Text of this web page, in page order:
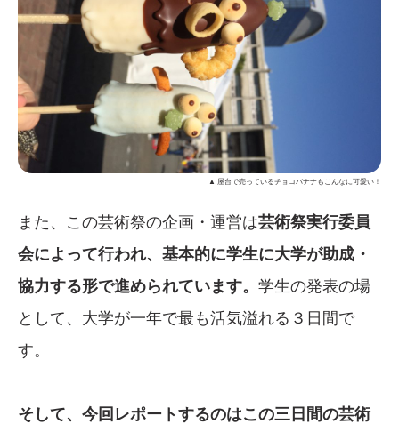
▲ 屋台で売っているチョコバナナもこんなに可愛い！
また、この芸術祭の企画・運営は芸術祭実行委員
会によって行われ、基本的に学生に大学が助成・
協力する形で進められています。 学生の発表の場
として、大学が一年で最も活気溢れる３日間で
す。
そして、今回レポートするのはこの三日間の芸術